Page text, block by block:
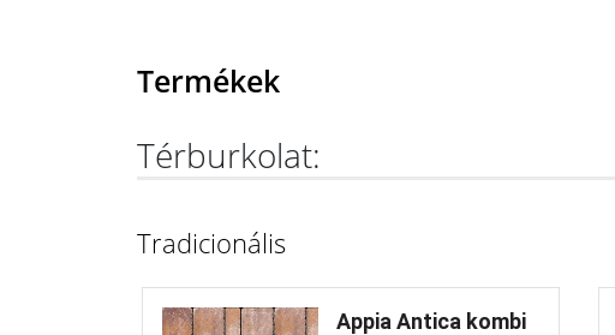
Termékek
Térburkolat:
Tradicionális
Appia Antica kombi